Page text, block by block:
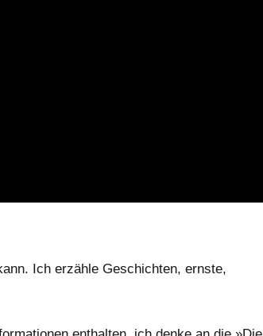
Ich erzähle Geschichten, ernste,